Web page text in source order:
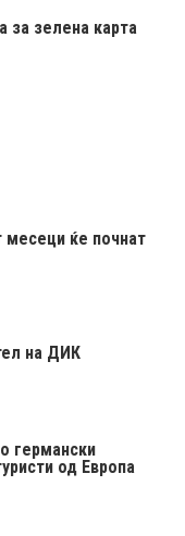
за зелена карта
месеци ќе почнат
на ДИК
германски
од Европа